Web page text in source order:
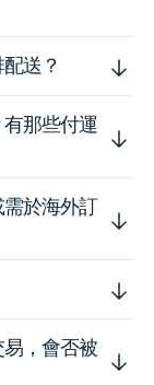
送？
那些付運
於海外訂
，會否被